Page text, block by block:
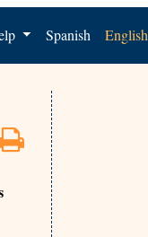
Spanish English